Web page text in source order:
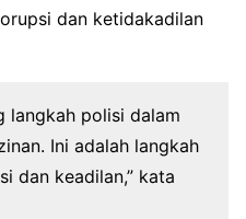
dan ketidakadilan
langkah polisi dalam
Ini adalah langkah
dan keadilan,” kata